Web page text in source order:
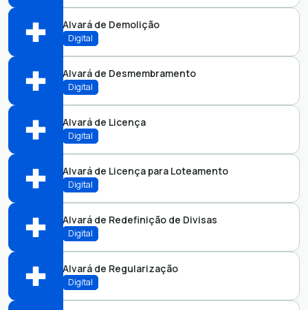
Perfis:
Alvará de Demolição
Digital
Perfis:
Alvará de Desmembramento
Digital
Perfis:
Alvará de Licença
Digital
Perfis:
Alvará de Licença para Loteamento
Digital
Perfis:
Alvará de Redefinição de Divisas
Digital
Perfis:
Alvará de Regularização
Digital